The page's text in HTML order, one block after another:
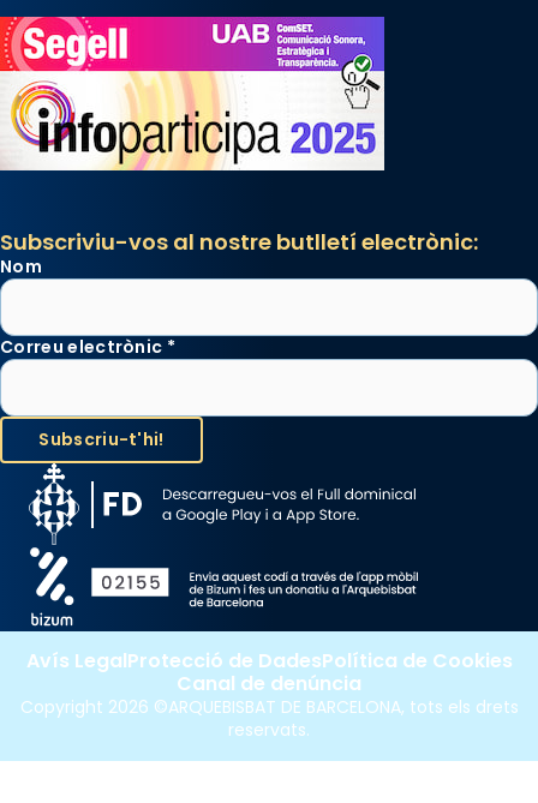
Subscriviu-vos al nostre butlletí electrònic:
Nom
Correu electrònic *
Copyright 2026 ©ARQUEBISBAT DE BARCELONA, tots els drets
reservats.
Avís LegalProtecció de DadesPolítica de Cookies
Canal de denúncia